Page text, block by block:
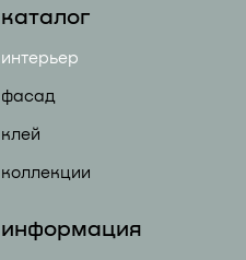
каталог
интерьер
фасад
клей
коллекции
информация